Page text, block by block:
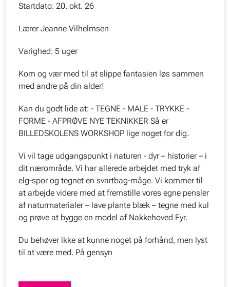
Startdato: 20. okt. 26
Lærer Jeanne Vilhelmsen
Varighed: 5 uger
Kom og vær med til at slippe fantasien løs sammen
med andre på din alder!
Kan du godt lide at: - TEGNE - MALE - TRYKKE -
FORME - AFPRØVE NYE TEKNIKKER Så er
BILLEDSKOLENS WORKSHOP lige noget for dig.
Vi vil tage udgangspunkt i naturen - dyr – historier – i
dit nærområde. Vi har allerede arbejdet med tryk af
elg-spor og tegnet en svartbag-måge. Vi kommer til
at arbejde videre med at fremstille vores egne pensler
af naturmaterialer – lave plante blæk – tegne med kul
og prøve at bygge en model af Nakkehoved Fyr.
Du behøver ikke at kunne noget på forhånd, men lyst
til at være med. På gensyn